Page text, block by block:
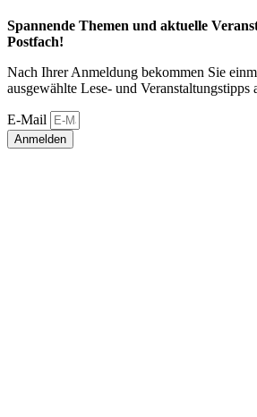
Spannende Themen und aktuelle
Postfach!
Nach Ihrer Anmeldung bekommen Sie
ausgewählte Lese- und Veranstaltungstipps
E-Mail
Anmelden